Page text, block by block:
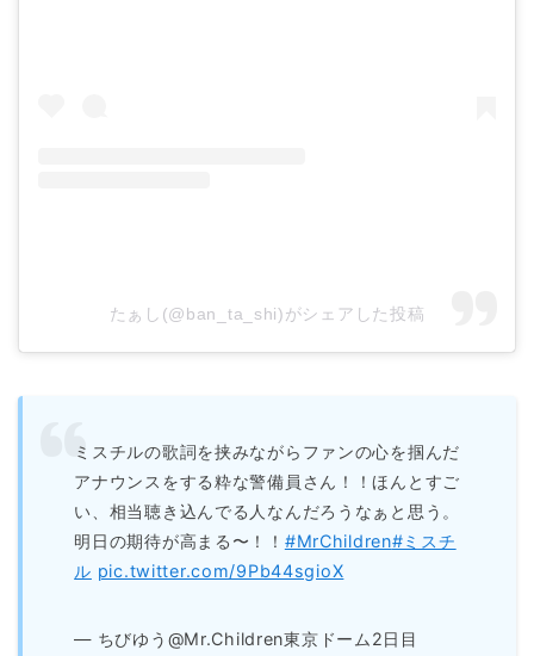
たぁし(@ban_ta_shi)がシェアした投稿
ミスチルの歌詞を挟みながらファンの心を掴んだ
アナウンスをする粋な警備員さん！！ほんとすご
い、相当聴き込んでる人なんだろうなぁと思う。
明日の期待が高まる〜！！ #MrChildren#ミスチ
ル pic.twitter.com/9Pb44sgioX
— ちびゆう@Mr.Children東京ドーム2日目